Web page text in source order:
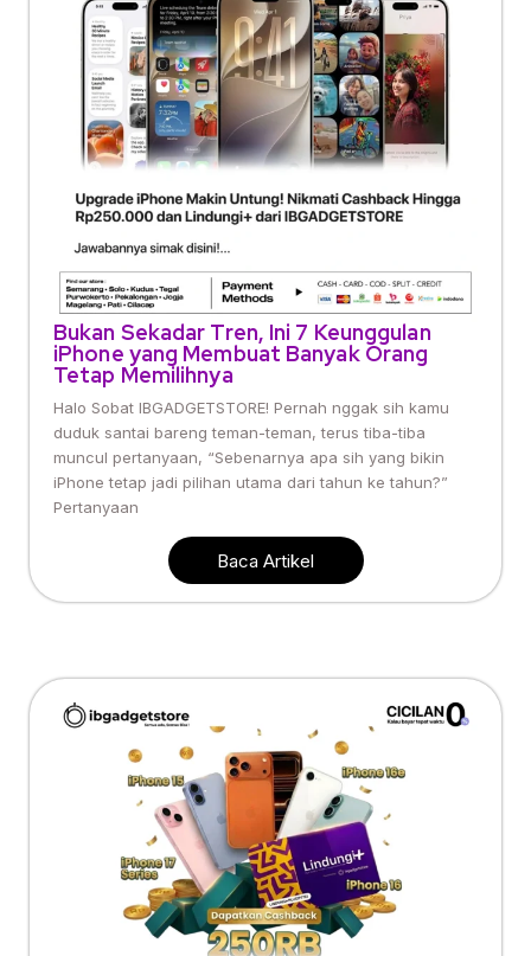
Bukan Sekadar Tren, Ini 7 Keunggulan
iPhone yang Membuat Banyak Orang
Tetap Memilihnya
Halo Sobat IBGADGETSTORE! Pernah nggak sih kamu
duduk santai bareng teman-teman, terus tiba-tiba
muncul pertanyaan, “Sebenarnya apa sih yang bikin
iPhone tetap jadi pilihan utama dari tahun ke tahun?”
Pertanyaan
Baca Artikel